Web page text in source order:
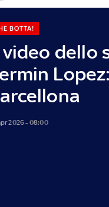
video dello
BOTTA!
2026 - 08:00